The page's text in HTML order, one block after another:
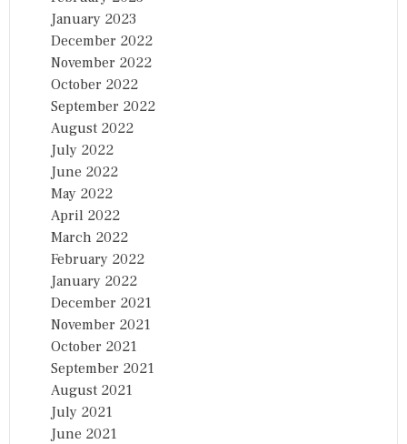
January 2023
December 2022
November 2022
October 2022
September 2022
August 2022
July 2022
June 2022
May 2022
April 2022
March 2022
February 2022
January 2022
December 2021
November 2021
October 2021
September 2021
August 2021
July 2021
June 2021